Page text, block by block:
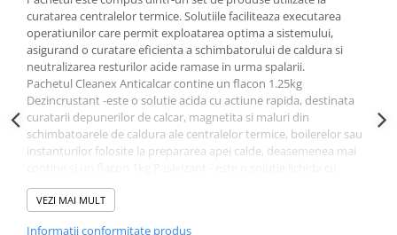
curatarea centralelor termice. Solutiile faciliteaza executarea
operatiunilor care permit exploatarea optima a sistemului,
asigurand o curatare eficienta a schimbatorului de caldura si
neutralizarea resturilor acide ramase in urma spalarii.
Pachetul Cleanex Anticalcar contine un flacon 1.25kg
Dezincrustant -este o solutie acida cu actiune rapida, destinata
curatarii depunerilor de calcar, magnetita si maluri din
schimbatoarele de caldura ale centralelor termice, boilerelor sau
instanturilor folosite la prepararea apei calde, deasemenea mai
proprietati bazice (alcaline) care asigura neutralizarea reziduurilor
acide ramase in centrala termica in urma curatarii depunerilor cu
VEZI MAI MULT
Informatii conformitate produs